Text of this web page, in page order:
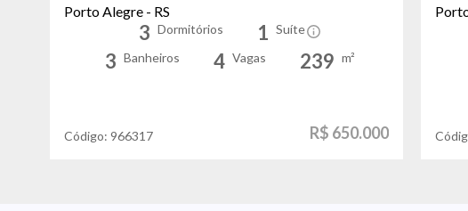
Porto Alegre - RS
3 Dormitórios 1 Suíte
3 Banheiros 4 Vagas 239 m²
Código: 966317 R$ 650.000